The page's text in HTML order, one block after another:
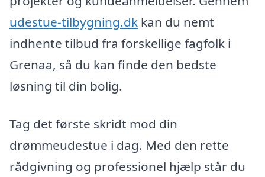
udestue-tilbygning.dk kan du nemt
indhente tilbud fra forskellige fagfolk i
Grenaa, så du kan finde den bedste
løsning til din bolig.
Tag det første skridt mod din
drømmeudestue i dag. Med den rette
rådgivning og professionel hjælp står du